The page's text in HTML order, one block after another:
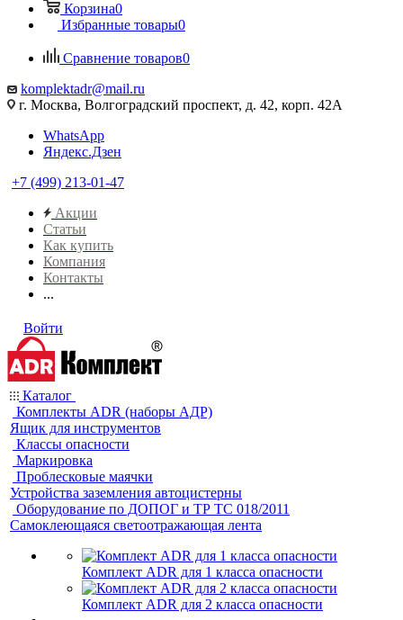
Корзина0
Избранные товары0
Сравнение товаров0
komplektadr@mail.ru
г. Москва, Волгоградский проспект, д. 42, корп. 42А
WhatsApp
Яндекс.Дзен
+7 (499) 213-01-47
Акции
Статьи
Как купить
Компания
Контакты
...
Войти
Каталог
Комплекты ADR (наборы АДР)
Ящик для инструментов
Классы опасности
Маркировка
Проблесковые маячки
Устройства заземления автоцистерны
Оборудование по ДОПОГ и ТР ТС 018/2011
Самоклеющаяся светоотражающая лента
Комплект ADR для 1 класса опасности
Комплект ADR для 2 класса опасности